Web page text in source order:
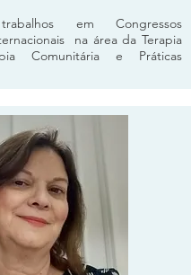
em Congressos
na área da Terapia
Comunitária e Práticas